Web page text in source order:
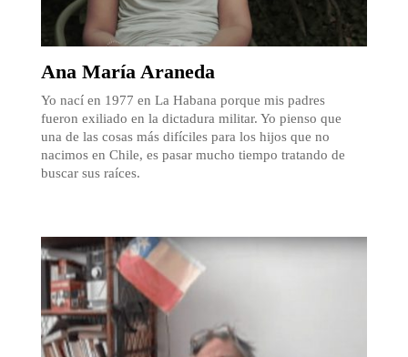
Ana María Araneda
Yo nací en 1977 en La Habana porque mis padres
fueron exiliado en la dictadura militar. Yo pienso que
una de las cosas más difíciles para los hijos que no
nacimos en Chile, es pasar mucho tiempo tratando de
buscar sus raíces.